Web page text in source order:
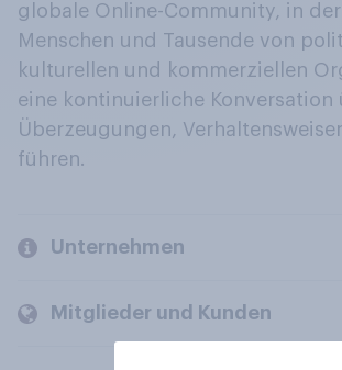
globale Online-Community, in
Menschen und Tausende von
kulturellen und kommerziellen
eine kontinuierliche Konversation
Überzeugungen,
führen.
Unternehmen
Mitglieder und Kunden